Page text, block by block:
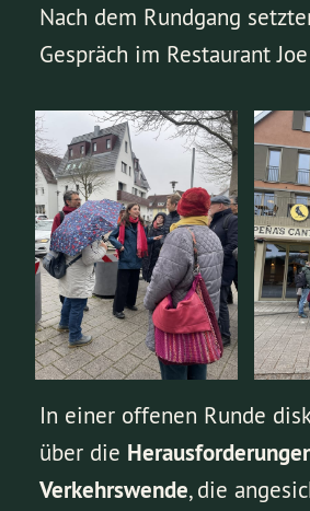
Nach dem Rundgang
Gespräch im Restaurant
In einer offenen Runde
über die
Verkehrswende, die